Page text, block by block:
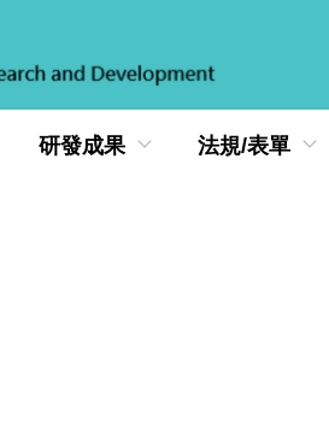
研發成果 法規/表單